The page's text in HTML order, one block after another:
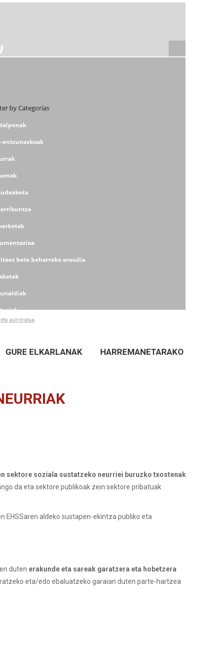
by Categorías
entzunezkoak
bete beharreko araudia
aurreratua
GURE ELKARLANAK HARREMANETARAKO
sektore soziala sustatzeko neurriei buruzko txostenak
da eta sektore publikoak zein sektore pribatuak
EHSSaren aldeko sustapen-ekintza publiko eta
duten erakunde eta sareak garatzera eta hobetzera
eta/edo ebaluatzeko garaian duten parte-hartzea